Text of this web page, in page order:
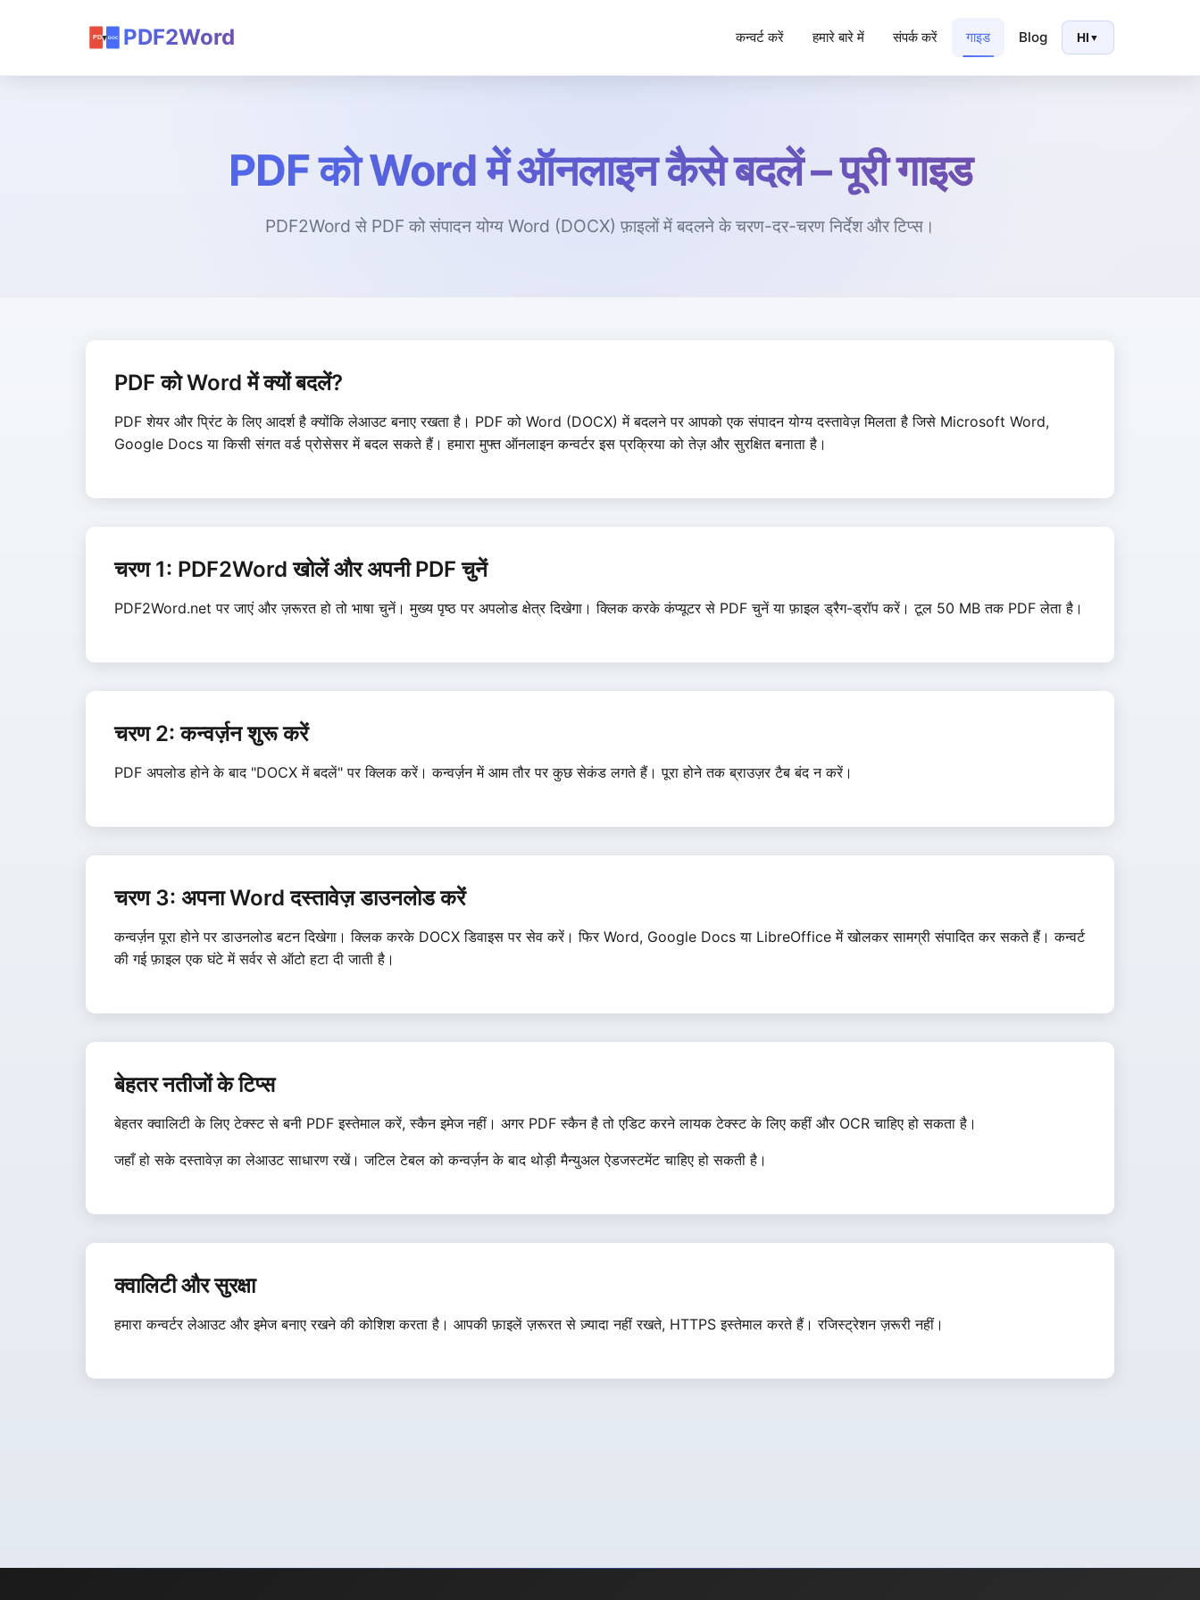
PDF2Word कन्वर्ट करें हमारे बारे में संपर्क करें गाइड Blog HI ▼
PDF को Word में ऑनलाइन कैसे बदलें – पूरी गाइड
PDF2Word से PDF को संपादन योग्य Word (DOCX) फ़ाइलों में बदलने के चरण-दर-चरण निर्देश और टिप्स।
PDF को Word में क्यों बदलें?
PDF शेयर और प्रिंट के लिए आदर्श है क्योंकि लेआउट बनाए रखता है। PDF को Word (DOCX) में बदलने पर आपको एक संपादन योग्य दस्तावेज़ मिलता है जिसे Microsoft Word,
Google Docs या किसी संगत वर्ड प्रोसेसर में बदल सकते हैं। हमारा मुफ्त ऑनलाइन कन्वर्टर इस प्रक्रिया को तेज़ और सुरक्षित बनाता है।
चरण 1: PDF2Word खोलें और अपनी PDF चुनें
PDF2Word.net पर जाएं और ज़रूरत हो तो भाषा चुनें। मुख्य पृष्ठ पर अपलोड क्षेत्र दिखेगा। क्लिक करके कंप्यूटर से PDF चुनें या फ़ाइल ड्रैग-ड्रॉप करें। टूल 50 MB तक PDF लेता है।
चरण 2: कन्वर्ज़न शुरू करें
PDF अपलोड होने के बाद "DOCX में बदलें" पर क्लिक करें। कन्वर्ज़न में आम तौर पर कुछ सेकंड लगते हैं। पूरा होने तक ब्राउज़र टैब बंद न करें।
चरण 3: अपना Word दस्तावेज़ डाउनलोड करें
कन्वर्ज़न पूरा होने पर डाउनलोड बटन दिखेगा। क्लिक करके DOCX डिवाइस पर सेव करें। फिर Word, Google Docs या LibreOffice में खोलकर सामग्री संपादित कर सकते हैं। कन्वर्ट
की गई फ़ाइल एक घंटे में सर्वर से ऑटो हटा दी जाती है।
बेहतर नतीजों के टिप्स
बेहतर क्वालिटी के लिए टेक्स्ट से बनी PDF इस्तेमाल करें, स्कैन इमेज नहीं। अगर PDF स्कैन है तो एडिट करने लायक टेक्स्ट के लिए कहीं और OCR चाहिए हो सकता है।
जहाँ हो सके दस्तावेज़ का लेआउट साधारण रखें। जटिल टेबल को कन्वर्ज़न के बाद थोड़ी मैन्युअल ऐडजस्टमेंट चाहिए हो सकती है।
क्वालिटी और सुरक्षा
हमारा कन्वर्टर लेआउट और इमेज बनाए रखने की कोशिश करता है। आपकी फ़ाइलें ज़रूरत से ज़्यादा नहीं रखते, HTTPS इस्तेमाल करते हैं। रजिस्ट्रेशन ज़रूरी नहीं।